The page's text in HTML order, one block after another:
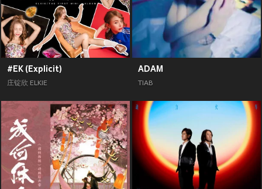
#EK (Explicit)
庄锭欣 ELKIE
ADAM
TIAB